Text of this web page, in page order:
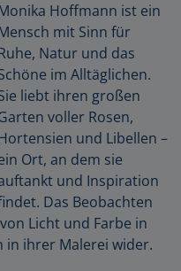
Hoffmann ist ein
mit Sinn für
Natur und das
im Alltäglichen.
liebt ihren großen
voller Rosen,
und Libellen –
Ort, an dem sie
und Inspiration
Das Beobachten
Licht und Farbe in
in ihrer Malerei wider.